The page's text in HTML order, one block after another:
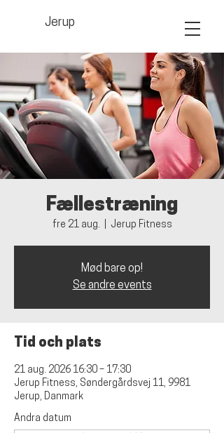
Jerup
Fællestræning
fre 21 aug. Jerup Fitness
Mød bare op!
Se andre events
Tid och plats
21 aug. 2026 16:30 – 17:30
Jerup Fitness, Søndergårdsvej 11, 9981
Jerup, Danmark
Andra datum